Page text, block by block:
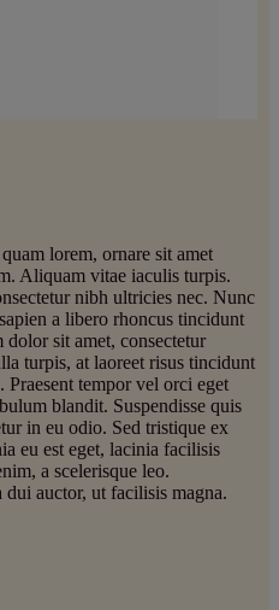
lorem, ornare sit amet
Aliquam vitae iaculis turpis.
nibh ultricies nec. Nunc
a libero rhoncus tincidunt
sit amet, consectetur
turpis, at laoreet risus tincidunt
tempor vel orci eget
blandit. Suspendisse quis
in eu odio. Sed tristique ex
eu est eget, lacinia facilisis
a scelerisque leo.
auctor, ut facilisis magna.